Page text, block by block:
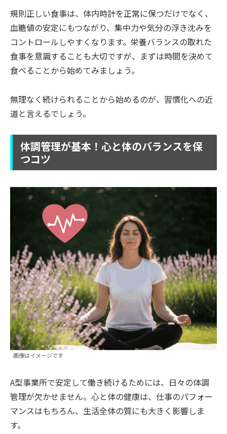
規則正しい食事は、体内時計を正常に保つだけでなく、
血糖値の安定にもつながり、集中力や気分の浮き沈みを
コントロールしやすくなります。栄養バランスの取れた
食事を意識することも大切ですが、まずは時間を決めて
食べることから始めてみましょう。
無理なく続けられることから始めるのが、習慣化への近
道と言えるでしょう。
体調管理が基本！心と体のバランスを保
つコツ
画像はイメージです
A型事業所で安定して働き続けるためには、日々の体調
管理が欠かせません。心と体の健康は、仕事のパフォー
マンスはもちろん、生活全体の質にも大きく影響しま
す。